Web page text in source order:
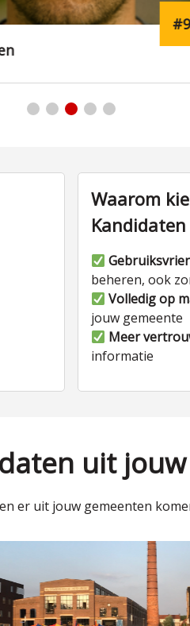
#9
Waarom
Kandidaten
beheren, ook
Volledig op
jouw gemeente
Meer
informatie
uit
er uit jouw gemeenten